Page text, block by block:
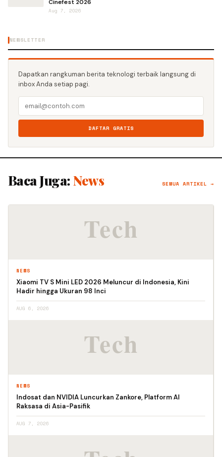
Cinefest 2026
Aug 7, 2026
NEWSLETTER
Dapatkan rangkuman berita teknologi terbaik langsung di
inbox Anda setiap pagi.
DAFTAR GRATIS
Baca Juga: News SEMUA ARTIKEL →
NEWS
Xiaomi TV S Mini LED 2026 Meluncur di Indonesia, Kini
Hadir hingga Ukuran 98 Inci
AUG 6, 2026
NEWS
Indosat dan NVIDIA Luncurkan Zankore, Platform AI
Raksasa di Asia-Pasifik
AUG 7, 2026